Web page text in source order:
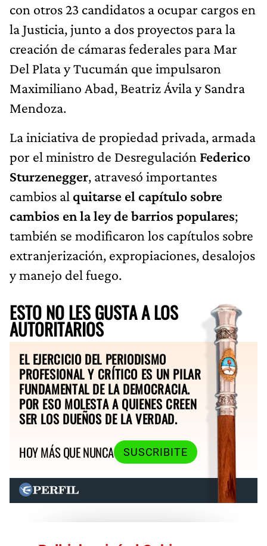
con otros 23 candidatos a ocupar cargos en
la Justicia, junto a dos proyectos para la
creación de cámaras federales para Mar
Del Plata y Tucumán que impulsaron
Maximiliano Abad, Beatriz Ávila y Sandra
Mendoza.
La iniciativa de propiedad privada, armada
por el ministro de Desregulación Federico
Sturzenegger, atravesó importantes
cambios al quitarse el capítulo sobre
cambios en la ley de barrios populares;
también se modificaron los capítulos sobre
extranjerización, expropiaciones, desalojos
y manejo del fuego.
ESTO NO LES GUSTA A LOS
AUTORITARIOS
EL EJERCICIO DEL PERIODISMO
PROFESIONAL Y CRÍTICO ES UN PILAR
FUNDAMENTAL DE LA DEMOCRACIA.
POR ESO MOLESTA A QUIENES CREEN
SER LOS DUEÑOS DE LA VERDAD.
HOY MÁS QUE NUNCA
SUSCRIBITE